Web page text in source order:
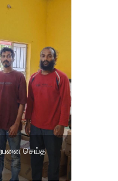
செய்த